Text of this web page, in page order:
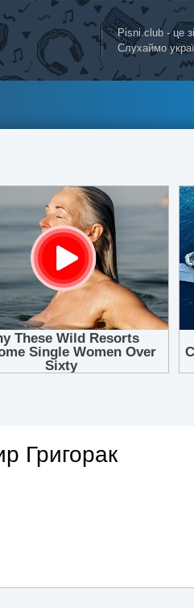
Pisni.club - це
Слухаймо
Григорак